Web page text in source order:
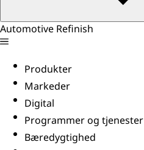
Automotive Refinish
Produkter
Markeder
Digital
Programmer og tjenester
Bæredygtighed